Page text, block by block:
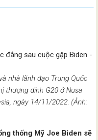
nhà lãnh đạo Trung Quốc
thượng đỉnh G20 ở Nusa
ngày 14/11/2022. (Ảnh:
thống Mỹ Joe Biden sẽ